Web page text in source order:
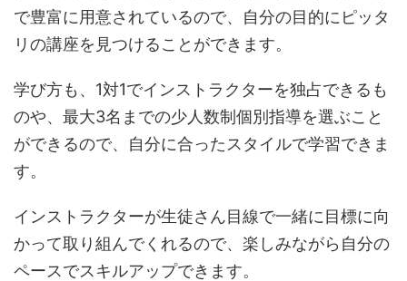
で豊富に用意されているので、自分の目的にピッタ
リの講座を見つけることができます。
学び方も、1対1でインストラクターを独占できるも
のや、最大3名までの少人数制個別指導を選ぶこと
ができるので、自分に合ったスタイルで学習できま
す。
インストラクターが生徒さん目線で一緒に目標に向
かって取り組んでくれるので、楽しみながら自分の
ペースでスキルアップできます。